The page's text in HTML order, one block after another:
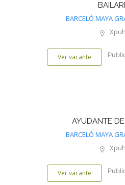
BARCELÓ MAYA
Ver vacante
AYUDANTE
BARCELÓ MAYA
Ver vacante